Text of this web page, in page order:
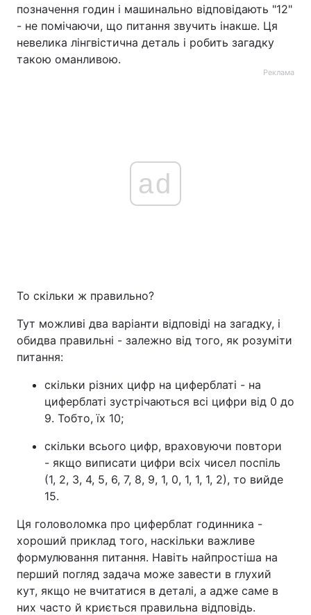
позначення годин і машинально відповідають "12"
- не помічаючи, що питання звучить інакше. Ця
невелика лінгвістична деталь і робить загадку
такою оманливою.
Реклама
ad
То скільки ж правильно?
Тут можливі два варіанти відповіді на загадку, і
обидва правильні - залежно від того, як розуміти
питання:
скільки різних цифр на циферблаті - на
циферблаті зустрічаються всі цифри від 0 до
9. Тобто, їх 10;
скільки всього цифр, враховуючи повтори
- якщо виписати цифри всіх чисел поспіль
(1, 2, 3, 4, 5, 6, 7, 8, 9, 1, 0, 1, 1, 1, 2), то вийде
15.
Ця головоломка про циферблат годинника -
хороший приклад того, наскільки важливе
формулювання питання. Навіть найпростіша на
перший погляд задача може завести в глухий
кут, якщо не вчитатися в деталі, а адже саме в
них часто й криється правильна відповідь.